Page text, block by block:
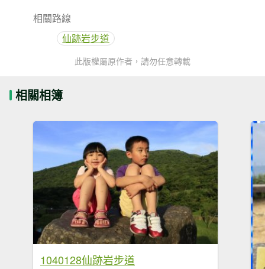
相關路線
仙跡岩步道
此版權屬原作者，請勿任意轉載
相關相簿
1040128仙跡岩步道